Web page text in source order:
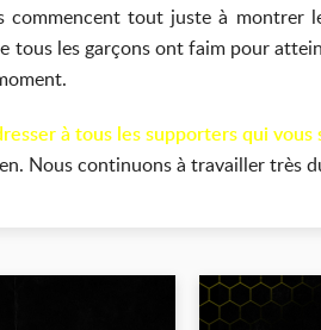
commencent tout juste à montrer
tous les garçons ont faim pour
à tous les supporters qui vous
Nous continuons à travailler très